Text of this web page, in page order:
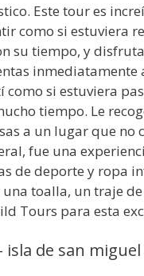
Este tour es
como si estuviera
su tiempo, y
inmediatamente
si estuviera
tiempo. Le
a un lugar que no
fue una
de deporte y ropa
toalla, un traje
Tours para esta
de san miguel